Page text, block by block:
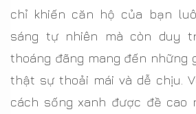
chỉ khiến căn hộ của bạn
sáng tự nhiên mà còn duy
thoáng đãng mang đến những
thật sự thoải mái và dễ chịu.
cách sống xanh được đề cao